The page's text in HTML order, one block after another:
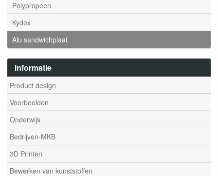
Polypropeen
Kydex
Alu sandwichplaat
informatie
Product design
Voorbeelden
Onderwijs
Bedrijven-MKB
3D Printen
Bewerken van kunststoffen